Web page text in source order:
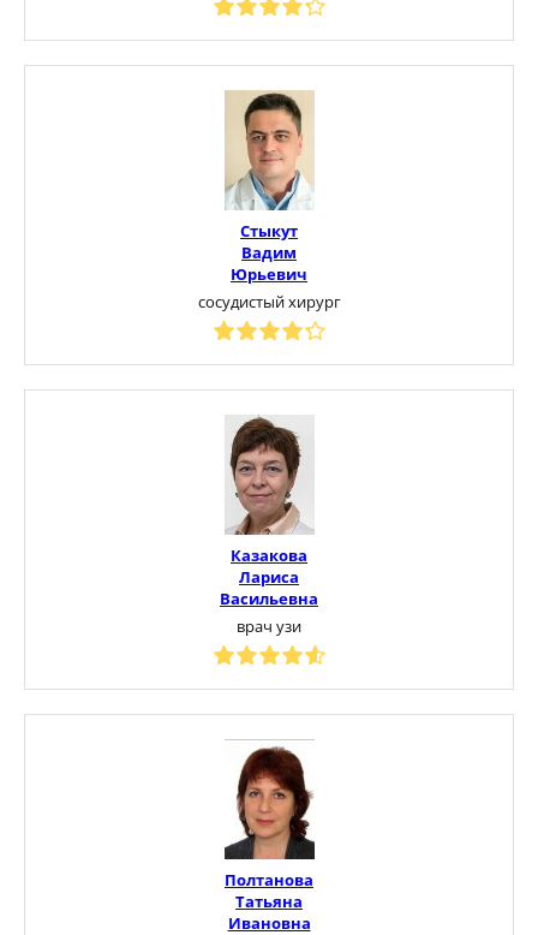
Стыкут
Вадим
Юрьевич
сосудистый хирург
Казакова
Лариса
Васильевна
врач узи
Полтанова
Татьяна
Ивановна